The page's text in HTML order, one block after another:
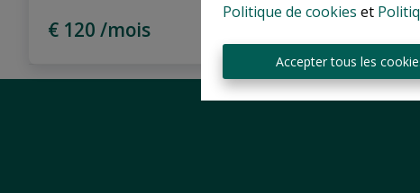
Politique de cookies et
Accepter tous les
€ 120 /mois